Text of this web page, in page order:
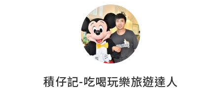
積仔記-吃喝玩樂旅遊達人